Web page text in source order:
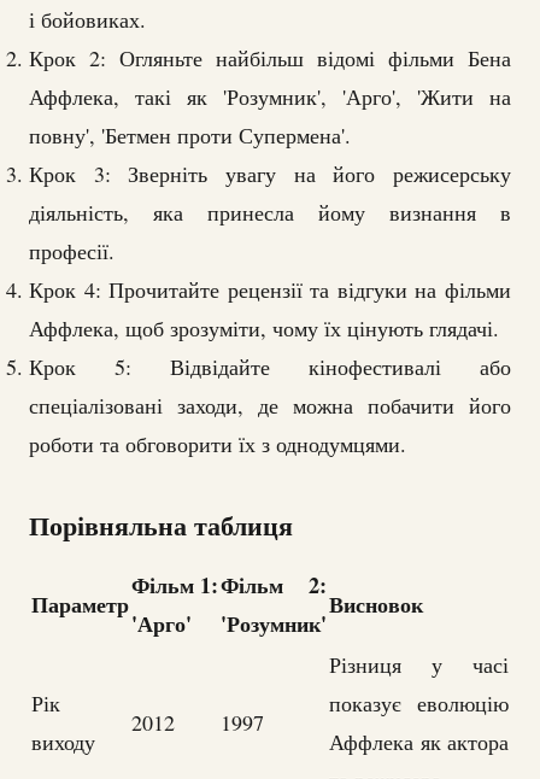
і бойовиках.
Крок 2: Огляньте найбільш відомі фільми Бена
Аффлека, такі як 'Розумник', 'Арго', 'Жити на
повну', 'Бетмен проти Супермена'.
Крок 3: Зверніть увагу на його режисерську
діяльність, яка принесла йому визнання в
професії.
Крок 4: Прочитайте рецензії та відгуки на фільми
Аффлека, щоб зрозуміти, чому їх цінують глядачі.
Крок 5: Відвідайте кінофестивалі або
спеціалізовані заходи, де можна побачити його
роботи та обговорити їх з однодумцями.
Порівняльна таблиця
Параметр
Фільм 1:
'Арго'
Фільм 2:
'Розумник'
Висновок
Рік
виходу
2012 1997
Різниця у часі
показує еволюцію
Аффлека як актора